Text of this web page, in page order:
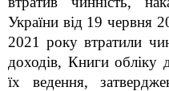
України від 19 червня
2021 року втратили
доходів, Книги обліку
їх ведення,